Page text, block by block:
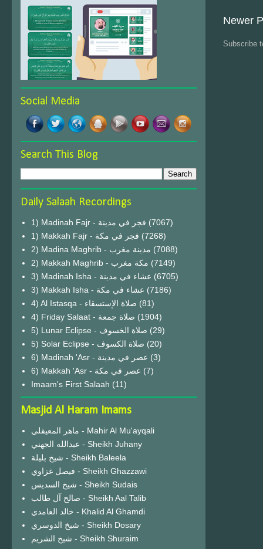
Newer
Subscribe
Social Media
Search This Blog
Daily Salaah Recordings
1) Madinah Fajr - فجر في مدينة (7067)
1) Makkah Fajr - فجر في مكة (7268)
2) Madina Maghrib - مدينة مغرب (7088)
2) Makkah Maghrib - مكة مغرب (7149)
3) Madinah Isha - عشاء في مدينة (6705)
3) Makkah Isha - عشاء في مكة (7186)
4) Al Istasqa - صلاة الإستسقاء (81)
4) Friday Salaat - صلاة جمعة (1904)
5) Lunar Eclipse - صلاة الخسوف (29)
(20)
6) Madinah 'Asr - عصر في مدينة (3)
6) Makkah 'Asr - عصر في مكة (7)
Imaam's First Salaah (11)
Masjid Al Haram Imams
ماهر المعيقلي - Mahir Al Mu'ayqali
عبدالله الجهني - Sheikh Juhany
شيخ بليلة - Sheikh Baleela
فيصل غزاوي - Sheikh Ghazzawi
شيخ السديس - Sheikh Sudais
صالح آل طالب - Sheikh Aal Talib
خالد الغامدي - Khalid Al Ghamdi
شيخ الدوسري - Sheikh Dosary
شيخ الشريم - Sheikh Shuraim